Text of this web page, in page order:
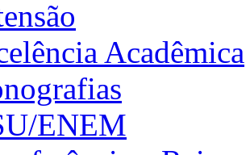
Acadêmica
ENEM